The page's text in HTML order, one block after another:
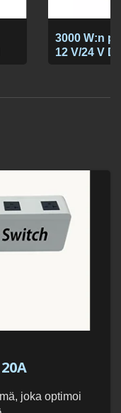
3000 W:n
12 V/24 V
joka optimoi